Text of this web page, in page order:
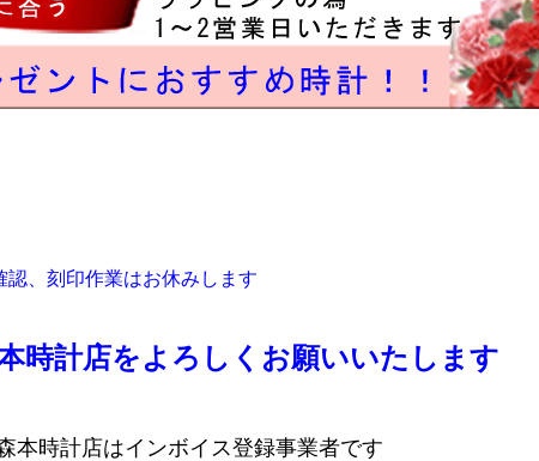
、刻印作業はお休みします
時計店をよろしくお願いいたします
本時計店はインボイス登録事業者です